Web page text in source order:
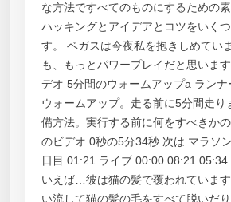
な方法ですべてのものにするための
ハッキングとアイデアとコツをいく
す。 ベガスは今夜私を抱きしめてい
も、もっとパワープレイだと思いま
デオ 5分間のウォームアップa ランナ
ウォームアップ。走る前に5分間走り
備方法。実行する前に何をすべきか
のビデオ 0秒の5分34秒 次は マラソ
日目 01:21 ライブ 00:00 08:21 05:34
いえば…彼は猫の髪で覆われていま
い流して猫の髪の毛をすべて脱いだ